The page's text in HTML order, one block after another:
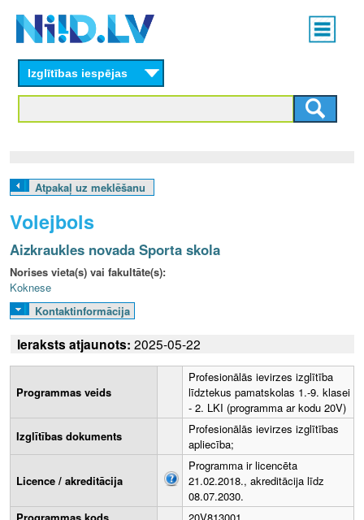
content
Main
menu
L
V
Izglītības iespējas
Atpakaļ uz meklēšanu
Volejbols
Aizkraukles novada Sporta skola
Norises vieta(s) vai fakultāte(s):
Koknese
Kontaktinformācija
Ieraksts atjaunots: 2025-05-22
Programmas veids
Profesionālās ievirzes izglītība
līdztekus pamatskolas 1.-9. klasei
- 2. LKI (programma ar kodu 20V)
Izglītības dokuments
Profesionālās ievirzes izglītības
apliecība;
Licence / akreditācija
Programma ir licencēta
21.02.2018., akreditācija līdz
08.07.2030.